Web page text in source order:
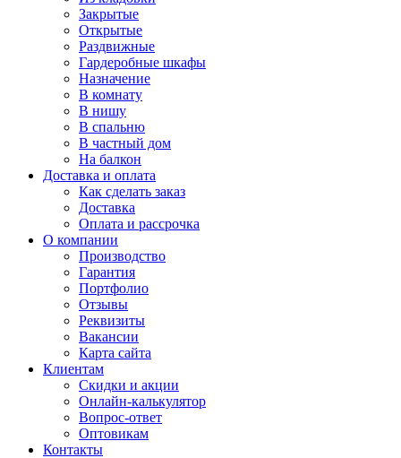
Закрытые
Открытые
Раздвижные
Гардеробные шкафы
Назначение
В комнату
В нишу
В спальню
В частный дом
На балкон
Доставка и оплата
Как сделать заказ
Доставка
Оплата и рассрочка
О компании
Производство
Гарантия
Портфолио
Отзывы
Реквизиты
Вакансии
Карта сайта
Клиентам
Скидки и акции
Онлайн-калькулятор
Вопрос-ответ
Оптовикам
Контакты